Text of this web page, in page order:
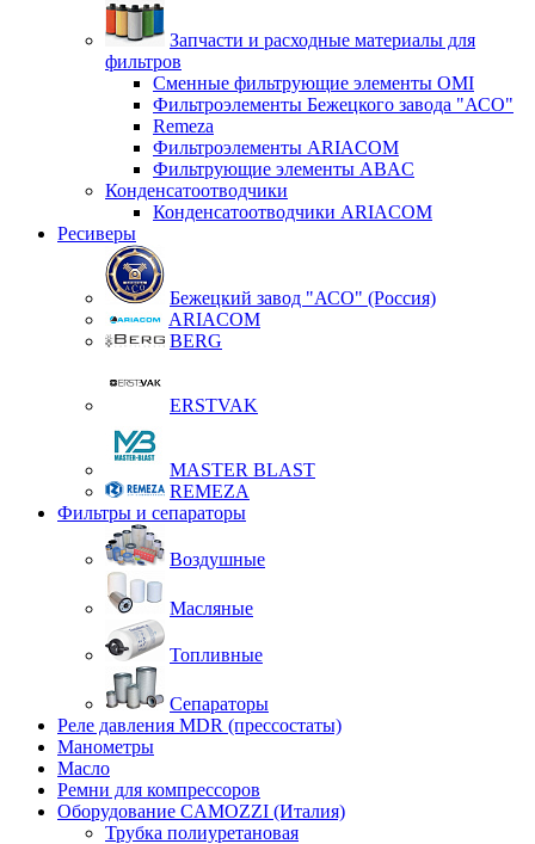
Запчасти и расходные материалы для
фильтров
Сменные фильтрующие элементы OMI
Фильтроэлементы Бежецкого завода "АСО"
Remeza
Фильтроэлементы ARIACOM
Фильтрующие элементы ABAC
Конденсатоотводчики
Конденсатоотводчики ARIACOM
Ресиверы
Бежецкий завод "АСО" (Россия)
ARIACOM
BERG
ERSTVAK
MASTER BLAST
REMEZA
Фильтры и сепараторы
Воздушные
Масляные
Топливные
Сепараторы
Реле давления MDR (прессостаты)
Манометры
Масло
Ремни для компрессоров
Оборудование CAMOZZI (Италия)
Трубка полиуретановая